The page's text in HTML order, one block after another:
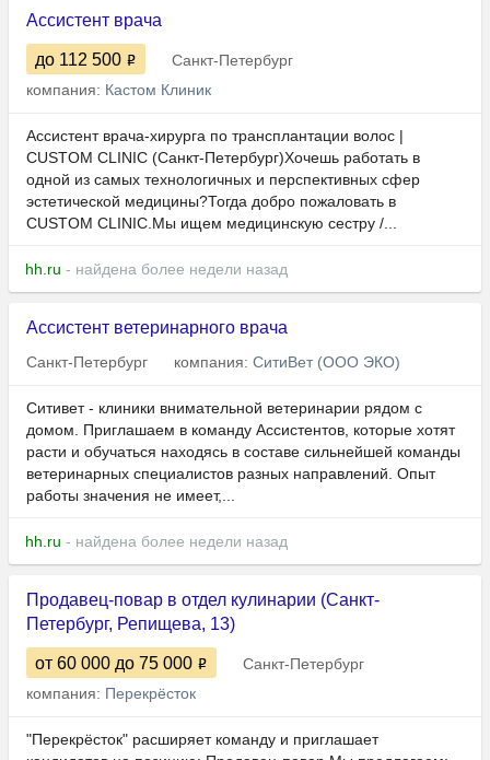
Ассистент врача
до 112 500
Санкт-Петербург
компания: Кастом Клиник
Ассистент врача-хирурга по трансплантации волос |
CUSTOM CLINIC (Санкт-Петербург)Хочешь работать в
одной из самых технологичных и перспективных сфер
эстетической медицины?Тогда добро пожаловать в
CUSTOM CLINIC.Мы ищем медицинскую сестру /...
hh.ru - найдена более недели назад
Ассистент ветеринарного врача
Санкт-Петербург компания: СитиВет (ООО ЭКО)
Ситивет - клиники внимательной ветеринарии рядом с
домом. Приглашаем в команду Ассистентов, которые хотят
расти и обучаться находясь в составе сильнейшей команды
ветеринарных специалистов разных направлений. Опыт
работы значения не имеет,...
hh.ru - найдена более недели назад
Продавец-повар в отдел кулинарии (Санкт-
Петербург, Репищева, 13)
от 60 000 до 75 000
Санкт-Петербург
компания: Перекрёсток
"Перекрёсток" расширяет команду и приглашает